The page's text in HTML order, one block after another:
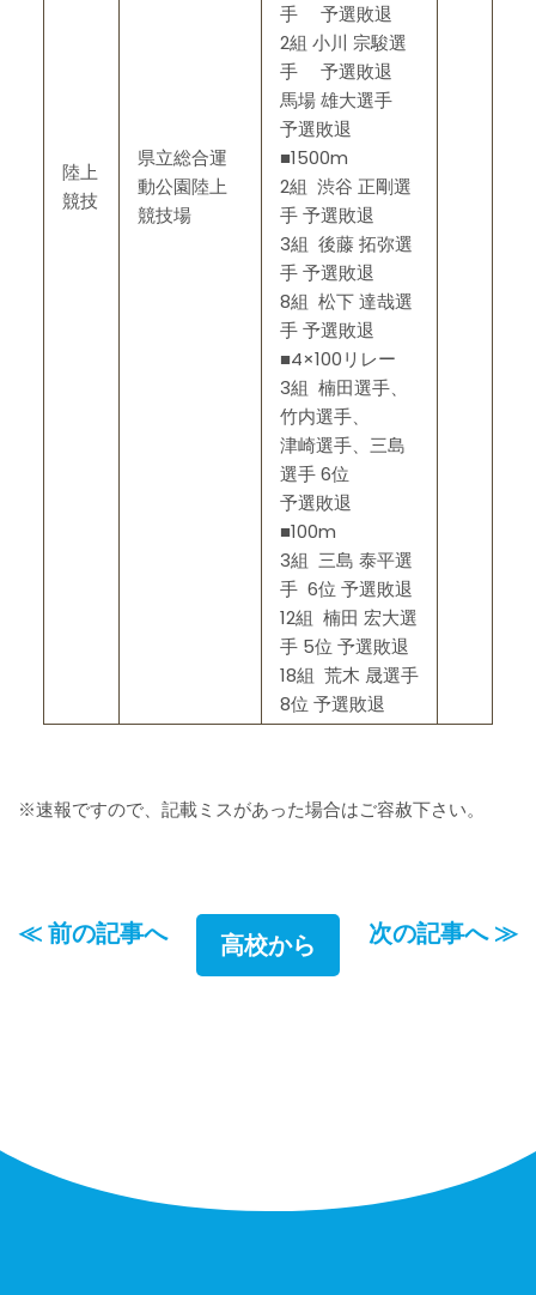
陸上
競技
県立総合運
動公園陸上
競技場
手 予選敗退
2組 小川 宗駿選
手 予選敗退
馬場 雄大選手
予選敗退
■1500m
2組 渋谷 正剛選
手 予選敗退
3組 後藤 拓弥選
手 予選敗退
8組 松下 達哉選
手 予選敗退
■4×100リレー
3組 楠田選手、
竹内選手、
津崎選手、三島
選手 6位
予選敗退
■100m
3組 三島 泰平選
手 6位 予選敗退
12組 楠田 宏大選
手 5位 予選敗退
18組 荒木 晟選手
8位 予選敗退
※速報ですので、記載ミスがあった場合はご容赦下さい。
≪ 前の記事へ 高校から 次の記事へ ≫